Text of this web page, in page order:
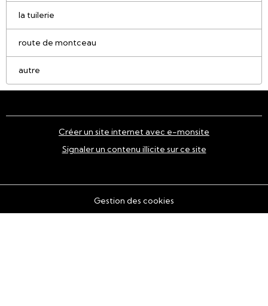
la tuilerie
route de montceau
autre
Créer un site internet avec e-monsite
Signaler un contenu illicite sur ce site
Gestion des cookies